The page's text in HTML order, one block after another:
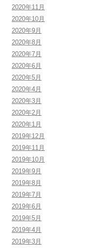
2020年11月
2020年10月
2020年9月
2020年8月
2020年7月
2020年6月
2020年5月
2020年4月
2020年3月
2020年2月
2020年1月
2019年12月
2019年11月
2019年10月
2019年9月
2019年8月
2019年7月
2019年6月
2019年5月
2019年4月
2019年3月